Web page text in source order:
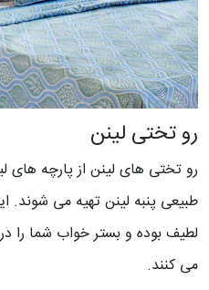
رو تختی لینن
رو تختی های لینن از پارچه های
طبیعی پنبه لینن تهیه می شوند.
لطیف بوده و بستر خواب شما را
می کنند.